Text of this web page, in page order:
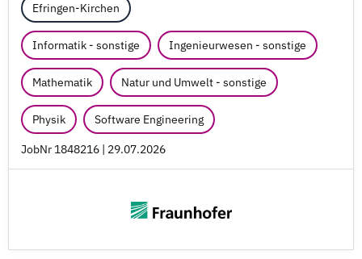
Efringen-Kirchen
Informatik - sonstige Ingenieurwesen - sonstige
Mathematik Natur und Umwelt - sonstige
Physik Software Engineering
JobNr 1848216 | 29.07.2026